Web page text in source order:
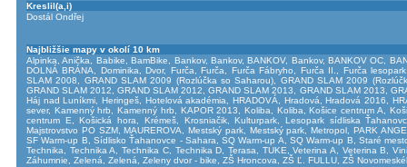
Kreslil(a,i)
Dostál Ondřej
Najbližšie mapy v okolí 10 km
Alpinka,Anička, Babike, BamBike, Bankov, Bankov, BANKOV, Bankov, BANKOV OC,
DOLNÁ BRÁNA, Dominika, Dvor, Furča, Furča, Furča Fábryho, Furča II., Furča lesopark
SLAM 2008, GRAND SLAM 2009 (Rozlúčka so Saharou), GRAND SLAM 2009
GRAND SLAM 2012,GRAND SLAM 2012,GRAND SLAM 2013, GRAND SLAM 2013,
Háj nad Luníkmi, Heringeš, Hotelová akadémia, HRADOVÁ, Hradová, Hradová 2016,
sever, Kamenný hrb, Kamenný hrb, KAPOR 2013, Koliba, Koliba, Košice centrum A,
centrum E, Košická hora, Krémeš, Krosniačik, Kulturpark, Lesopark sídliska
Majstrovstvo PO SZM, MAUREROVA, Mestský park, Mestský park, Metropol , PARK
SF Warm-up B, Sídlisko Ťahanovce - Sahara,SQ Warm-up A,SQ Warm-up B, Staré
Technika, Technika A,Technika C, Technika D, Terasa, TUKE,Veterina A, Veterina B,
Záhumnie, Zelená, Zelená, Zeleny dvor - bike, ZŠ Hroncova, ZŠ Ľ. FULLU, ZŠ